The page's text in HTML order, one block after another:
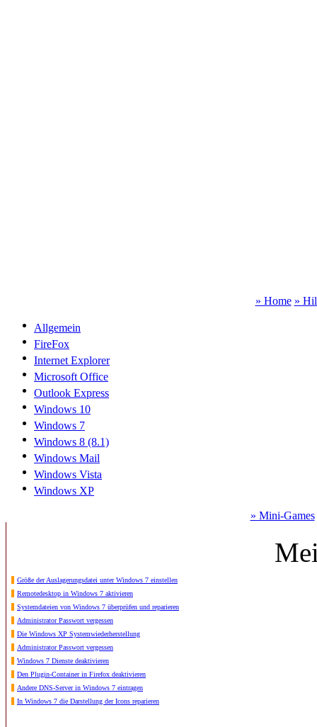
» Home »
Allgemein
FireFox
Internet Explorer
Microsoft Office
Outlook Express
Windows 10
Windows 7
Windows 8 (8.1)
Windows Mail
Windows Vista
Windows XP
» Mini-Games
Größe der Auslagerungsdatei unter Windows 7 einstellen
Remotedesktop in Windows 7 aktivieren
Systemdateien von Windows 7 überprüfen und reparieren
Administrator Passwort vergessen
Die Windows XP Systemwiederherstellung
Administrator Passwort vergessen
Windows 7 Dienste deaktivieren
Den Plugin-Container in Firefox deaktivieren
Andere DNS-Server in Windows 7 eintragen
In Windows 7 die Darstellung der Icons reparieren